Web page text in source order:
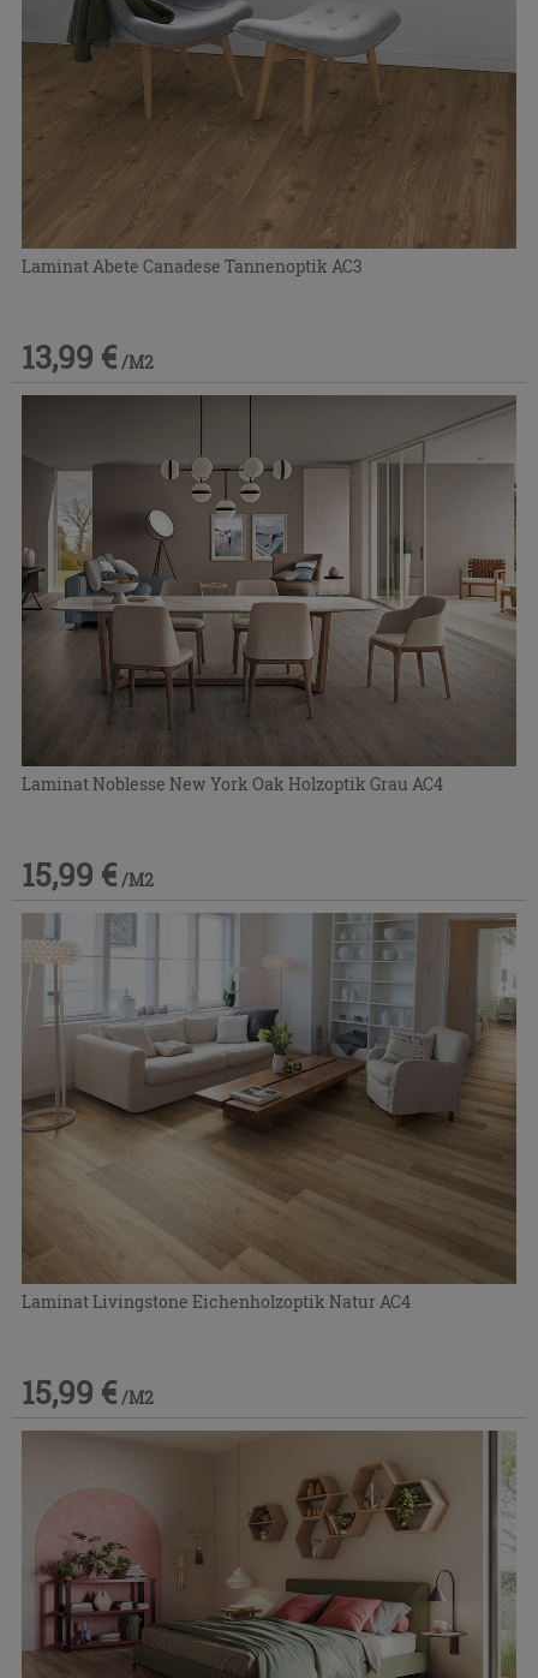
Laminat Abete Canadese Tannenoptik AC3
13,99 € /M2
Laminat Noblesse New York Oak Holzoptik Grau AC4
15,99 € /M2
Laminat Livingstone Eichenholzoptik Natur AC4
15,99 € /M2